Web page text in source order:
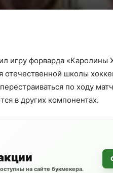
игру форварда «Каролины
отечественной школы
по ходу
в других компонентах.
на сайте букмекера.